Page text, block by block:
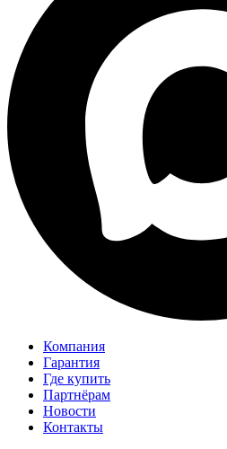
Компания
Гарантия
Где купить
Партнёрам
Новости
Контакты